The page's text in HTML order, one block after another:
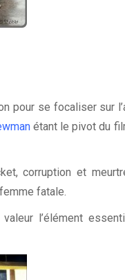
pour se focaliser sur
étant le pivot du
corruption et
fatale.
l’élément